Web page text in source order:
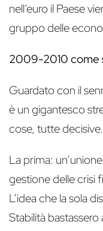
nell’euro il Paese
gruppo delle
2009-2010 come
Guardato con il
è un gigantesco
cose, tutte decisive.
La prima:
gestione delle crisi
L’idea che la sola
Stabilità